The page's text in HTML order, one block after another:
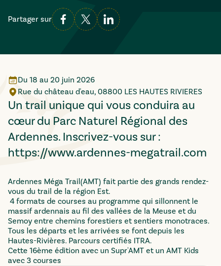
Partager sur
Du 18 au 20 juin 2026
Rue du château d'eau, 08800 LES HAUTES RIVIERES
Un trail unique qui vous conduira au
cœur du Parc Naturel Régional des
Ardennes. Inscrivez-vous sur :
https://www.ardennes-megatrail.com
Ardennes Méga Trail(AMT) fait partie des grands rendez-
vous du trail de la région Est.
4 formats de courses au programme qui sillonnent le
massif ardennais au fil des vallées de la Meuse et du
Semoy entre chemins forestiers et sentiers monotraces.
Tous les départs et les arrivées se font depuis les
Hautes-Rivières. Parcours certifiés ITRA.
Cette 16ème édition avec un Supr'AMT et un AMT Kids
avec 3 courses